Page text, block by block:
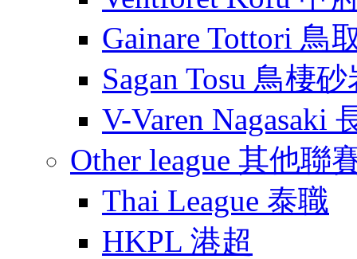
Gainare Tottori 鳥
Sagan Tosu 鳥棲砂
V-Varen Nagasaki
Other league 其他聯
Thai League 泰職
HKPL 港超